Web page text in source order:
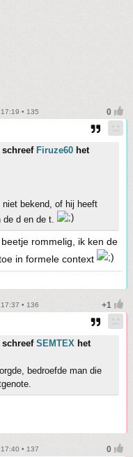
• 135
schreef Firuze60 het
niet bekend, of hij heeft
d en de t.
rommelig, ik ken de
in formele context
• 136
schreef SEMTEX het
bedroefde man die
• 137